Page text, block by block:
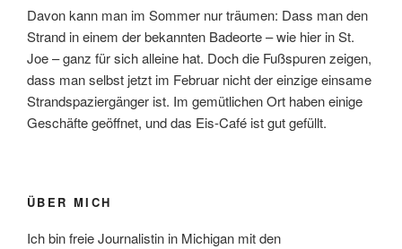
Davon kann man im Sommer nur träumen: Dass man den
Strand in einem der bekannten Badeorte – wie hier in St.
Joe – ganz für sich alleine hat. Doch die Fußspuren zeigen,
dass man selbst jetzt im Februar nicht der einzige einsame
Strandspaziergänger ist. Im gemütlichen Ort haben einige
Geschäfte geöffnet, und das Eis-Café ist gut gefüllt.
ÜBER MICH
Ich bin freie Journalistin in Michigan mit den